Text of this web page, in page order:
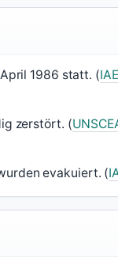
1986 statt. (
zerstört. (
evakuiert. (